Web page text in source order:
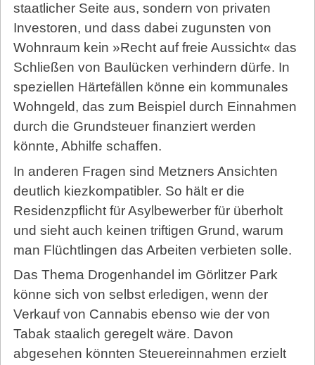
staatlicher Seite aus, sondern von privaten
Investoren, und dass dabei zugunsten von
Wohnraum kein »Recht auf freie Aussicht« das
Schließen von Baulücken verhindern dürfe. In
speziellen Härtefällen könne ein kommunales
Wohngeld, das zum Beispiel durch Einnahmen
durch die Grundsteuer finanziert werden
könnte, Abhilfe schaffen.
In anderen Fragen sind Metzners Ansichten
deutlich kiezkompatibler. So hält er die
Residenzpflicht für Asylbewerber für überholt
und sieht auch keinen triftigen Grund, warum
man Flüchtlingen das Arbeiten verbieten solle.
Das Thema Drogenhandel im Görlitzer Park
könne sich von selbst erledigen, wenn der
Verkauf von Cannabis ebenso wie der von
Tabak staalich geregelt wäre. Davon
abgesehen könnten Steuereinnahmen erzielt